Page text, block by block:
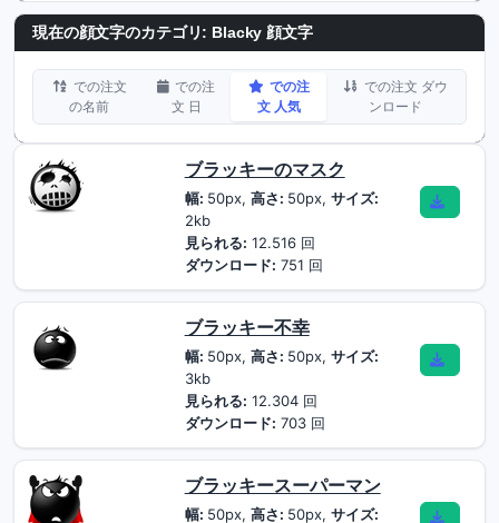
現在の顔文字のカテゴリ: Blacky 顔文字
での注文
の名前
での注
文 日
での注
文 人気
での注文 ダウ
ンロード
ブラッキーのマスク
幅: 50px, 高さ: 50px, サイズ:
2kb
見られる: 12.516 回
ダウンロード: 751 回
ブラッキー不幸
幅: 50px, 高さ: 50px, サイズ:
3kb
見られる: 12.304 回
ダウンロード: 703 回
ブラッキースーパーマン
幅: 50px, 高さ: 50px, サイズ: